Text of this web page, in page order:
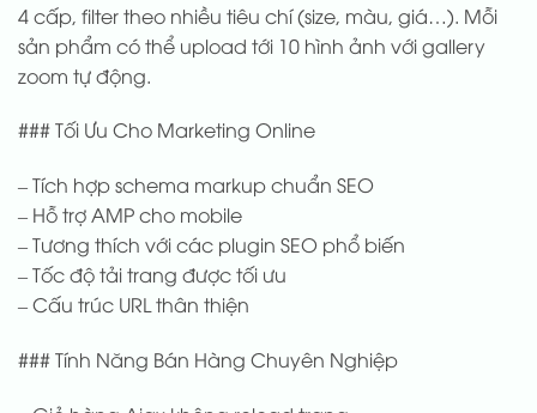
4 cấp, filter theo nhiều tiêu chí (size, màu, giá…). Mỗi
sản phẩm có thể upload tới 10 hình ảnh với gallery
zoom tự động.
### Tối Ưu Cho Marketing Online
– Tích hợp schema markup chuẩn SEO
– Hỗ trợ AMP cho mobile
– Tương thích với các plugin SEO phổ biến
– Tốc độ tải trang được tối ưu
– Cấu trúc URL thân thiện
### Tính Năng Bán Hàng Chuyên Nghiệp